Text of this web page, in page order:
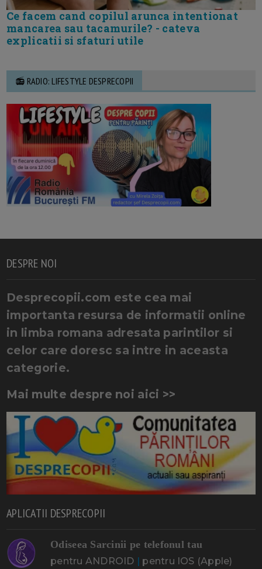
Ce facem cand copilul arunca intentionat
mancarea sau tacamurile? - cateva
explicatii si sfaturi utile
📻 RADIO: LIFESTYLE DESPRECOPII
DESPRE NOI
Desprecopii.com este cea mai
importanta resursa de informatii online
in limba romana adresata parintilor si
celor care doresc sa intre in aceasta
categorie.
Mai multe despre noi aici >>
APLICATII DESPRECOPII
Odiseea Sarcinii pe telefonul tau
pentru ANDROID | pentru IOS (Apple)